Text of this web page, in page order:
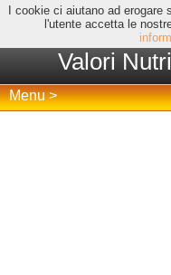
I cookie ci aiutano ad
l'utente accetta le
Valori
Menu >